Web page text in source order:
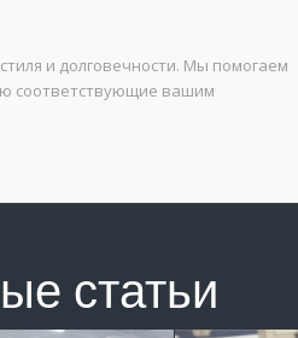
и долговечности. Мы помогаем
соответствующие вашим
статьи